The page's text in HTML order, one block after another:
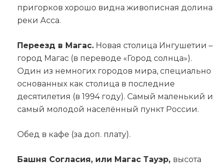
пригорков хорошо видна живописная долина
реки Асса.
Переезд в Магас. Новая столица Ингушетии –
город Магас (в переводе «Город солнца»).
Один из немногих городов мира, специально
основанных как столица в последние
десятилетия (в 1994 году). Самый маленький и
самый молодой населённый пункт России.
Обед в кафе (за доп. плату).
Башня Согласия, или Магас Тауэр, высота